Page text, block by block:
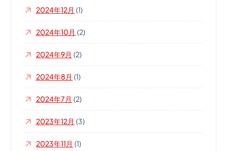
2024年12月 (1)
2024年10月 (2)
2024年9月 (2)
2024年8月 (1)
2024年7月 (2)
2023年12月 (3)
2023年11月 (1)